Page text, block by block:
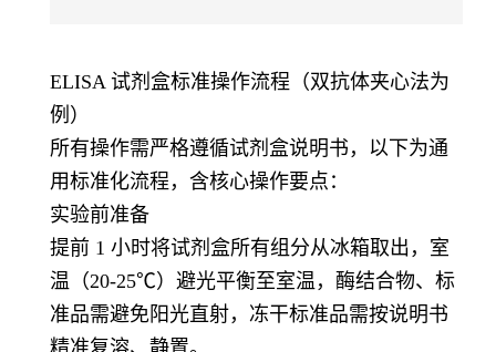
ELISA 试剂盒标准操作流程（双抗体夹心法为
例）
所有操作需严格遵循试剂盒说明书，以下为通
用标准化流程，含核心操作要点：
实验前准备
提前 1 小时将试剂盒所有组分从冰箱取出，室
温（20-25℃）避光平衡至室温，酶结合物、标
准品需避免阳光直射，冻干标准品需按说明书
精准复溶、静置。